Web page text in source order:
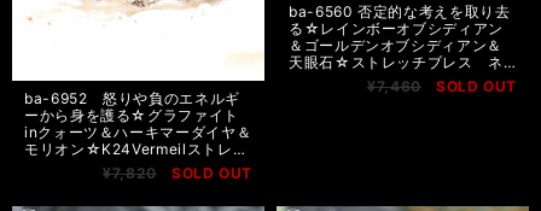
ba-6952 怒りや負のエネルギ
ーから身を護る☆グラファイト
inクォーツ＆ハーキマーダイヤ＆
モリオン☆K24Vermeilストレッ
チブレス ネコポス送料無料
¥7,820 SOLD OUT
ba-6560 否定的な考えを取り去
る☆レインボーオブシディアン
＆ゴールデンオブシディアン＆
天眼石☆ストレッチブレス ネ
コポス送料無料¥7,460 SOLD OUT